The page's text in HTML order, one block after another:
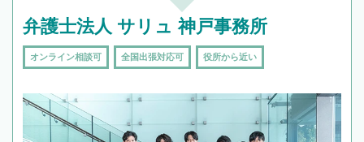
弁護士法人 サリュ 神戸事務所
オンライン相談可 全国出張対応可 役所から近い